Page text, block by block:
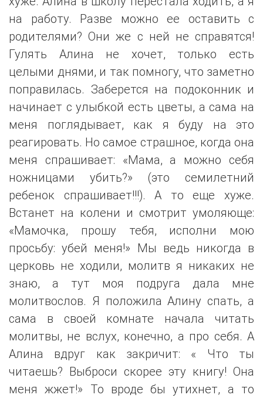
на работу. Разве можно ее оставить с
родителями? Они же с ней не справятся!
Гулять Алина не хочет, только есть
целыми днями, и так помногу, что заметно
поправилась. Заберется на подоконник и
начинает с улыбкой есть цветы, а сама на
меня поглядывает, как я буду на это
реагировать. Но самое страшное, когда она
меня спрашивает: «Мама, а можно себя
ножницами убить?» (это семилетний
ребенок спрашивает!!!). А то еще хуже.
Встанет на колени и смотрит умоляюще:
«Мамочка, прошу тебя, исполни мою
просьбу: убей меня!» Мы ведь никогда в
церковь не ходили, молитв я никаких не
знаю, а тут моя подруга дала мне
молитвослов. Я положила Алину спать, а
сама в своей комнате начала читать
молитвы, не вслух, конечно, а про себя. А
Алина вдруг как закричит: « Что ты
читаешь? Выброси скорее эту книгу! Она
меня жжет!» То вроде бы утихнет, а то